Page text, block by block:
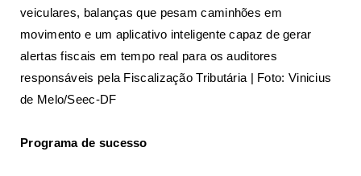
veiculares, balanças que pesam caminhões em
movimento e um aplicativo inteligente capaz de gerar
alertas fiscais em tempo real para os auditores
responsáveis pela Fiscalização Tributária | Foto: Vinicius
de Melo/Seec-DF
Programa de sucesso